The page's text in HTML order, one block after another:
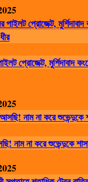
প্রোজেক্ট, মুর্শিদাবাদ
নাম না করে শুভেন্দুকে